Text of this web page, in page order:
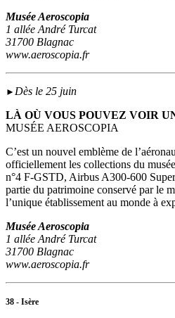
Musée Aeroscopia
1 allée André Turcat
31700 Blagnac
www.aeroscopia.fr
► Dès le 25 juin
LÀ OÙ VOUS POUVEZ VOIR
MUSÉE AEROSCOPIA
C’est un nouvel emblème de
officiellement les collections du
n°4 F-GSTD, Airbus A300-600
partie du patrimoine conservé par le
l’unique établissement au monde à
Musée Aeroscopia
1 allée André Turcat
31700 Blagnac
www.aeroscopia.fr
38 - Isère